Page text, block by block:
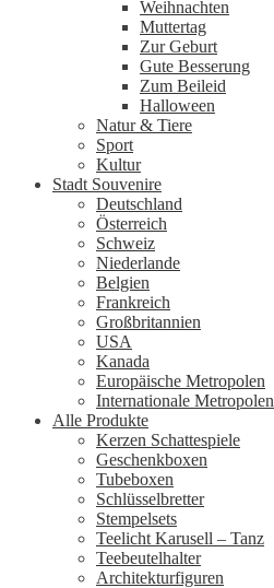
Weihnachten
Muttertag
Zur Geburt
Gute Besserung
Zum Beileid
Halloween
Natur & Tiere
Sport
Kultur
Stadt Souvenire
Deutschland
Österreich
Schweiz
Niederlande
Belgien
Frankreich
Großbritannien
USA
Kanada
Europäische Metropolen
Internationale Metropolen
Alle Produkte
Kerzen Schattespiele
Geschenkboxen
Tubeboxen
Schlüsselbretter
Stempelsets
Teelicht Karusell – Tanz
Teebeutelhalter
Architekturfiguren